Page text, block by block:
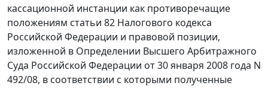
кассационной инстанции как противоречащие
положениям статьи 82 Налогового кодекса
Российской Федерации и правовой позиции,
изложенной в Определении Высшего Арбитражного
Суда Российской Федерации от 30 января 2008 года N
492/08, в соответствии с которыми полученные